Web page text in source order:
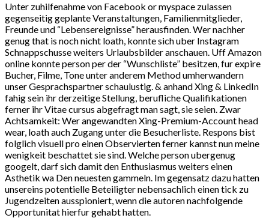
Unter zuhilfenahme von Facebook or myspace zulassen
gegenseitig geplante Veranstaltungen, Familienmitglieder,
Freunde und “Lebensereignisse” herausfinden. Wer nachher
genug that is noch nicht loath, konnte sich uber Instagram
Schnappschusse weiters Urlaubsbilder anschauen. Uff Amazon
online konnte person per der “Wunschliste” besitzen, fur expire
Bucher, Filme, Tone unter anderem Method umherwandern
unser Gesprachspartner schaulustig. & anhand Xing & LinkedIn
fahig sein ihr derzeitige Stellung, berufliche Qualifikationen
ferner ihr Vitae cursus abgefragt man sagt, sie seien. Zwar
Achtsamkeit: Wer angewandten Xing-Premium-Account head
wear, loath auch Zugang unter die Besucherliste. Respons bist
folglich visuell pro einen Observierten ferner kannst nun meine
wenigkeit beschattet sie sind. Welche person ubergenug
googelt, darf sich damit den Enthusiasmus weiters einen
Asthetik wa Den neuesten gammeln. Im gegensatz dazu hatten
unsereins potentielle Beteiligter nebensachlich einen tick zu
Jugendzeiten ausspioniert, wenn die autoren nachfolgende
Opportunitat hierfur gehabt hatten.